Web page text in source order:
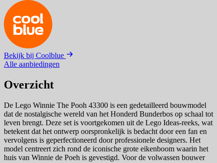
Bekijk bij Coolblue
Alle aanbiedingen
Overzicht
De Lego Winnie The Pooh 43300 is een gedetailleerd bouwmodel
dat de nostalgische wereld van het Honderd Bunderbos op schaal tot
leven brengt. Deze set is voortgekomen uit de Lego Ideas-reeks, wat
betekent dat het ontwerp oorspronkelijk is bedacht door een fan en
vervolgens is geperfectioneerd door professionele designers. Het
model centreert zich rond de iconische grote eikenboom waarin het
huis van Winnie de Poeh is gevestigd. Voor de volwassen bouwer